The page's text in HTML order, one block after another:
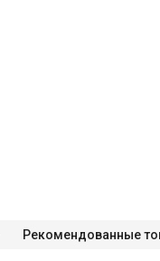
Рекомендованные